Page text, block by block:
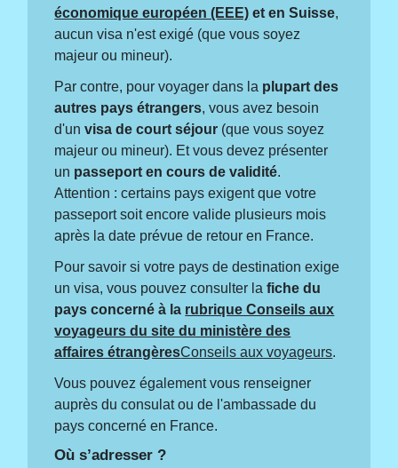
économique européen (EEE) et en Suisse,
aucun visa n'est exigé (que vous soyez
majeur ou mineur).
Par contre, pour voyager dans la plupart des
autres pays étrangers, vous avez besoin
d'un visa de court séjour (que vous soyez
majeur ou mineur). Et vous devez présenter
un passeport en cours de validité.
Attention : certains pays exigent que votre
passeport soit encore valide plusieurs mois
après la date prévue de retour en France.
Pour savoir si votre pays de destination exige
un visa, vous pouvez consulter lafiche du
pays concerné à la rubrique Conseils aux
voyageurs du site du ministère des
affaires étrangèresConseils aux voyageurs.
Vous pouvez également vous renseigner
auprès du consulat ou de l'ambassade du
pays concerné en France.
Où s’adresser ?